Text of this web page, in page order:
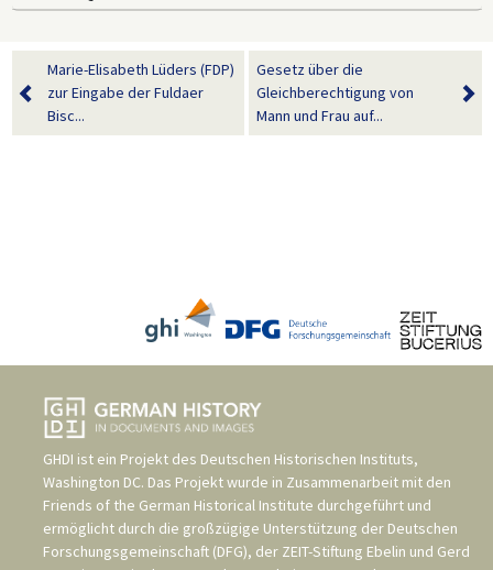
Marie-Elisabeth Lüders (FDP)
zur Eingabe der Fuldaer
Bisc...
Gesetz über die
Gleichberechtigung von
Mann und Frau auf...
GHDI ist ein Projekt des Deutschen Historischen Instituts,
Washington DC. Das Projekt wurde in Zusammenarbeit mit den
Friends of the German Historical Institute durchgeführt und
ermöglicht durch die großzügige Unterstützung der Deutschen
Forschungsgemeinschaft (DFG), der ZEIT-Stiftung Ebelin und Gerd